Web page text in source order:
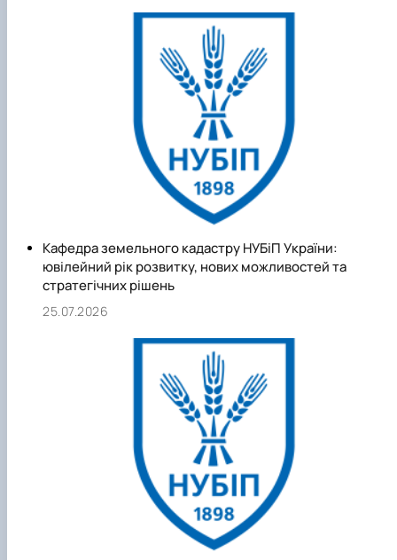
оподаткування нерухомості.
На кафедрі працюють відомі фахівці із землеустрою,
економіки землекористування, земельного права,
територіального управління, геодезії, які мають значний
практичний досвід виконання робіт із землеустрою,
нерухомого майна та територіального планування
Кафедра земельного кадастру НУБіП України:
ювілейний рік розвитку, нових можливостей та
стратегічних рішень
25.07.2026